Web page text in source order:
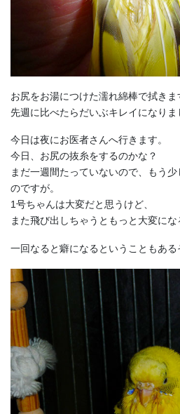
お尻をお湯につけた濡れ綿棒で拭きま
先週に比べたらだいぶキレイになりま
今日は夜にお医者さんへ行きます。
今日、お尻の抜糸をするのかな？
まだ一週間たっていないので、もう
のですが。
1号ちゃんは大変だと思うけど、
また飛び出しちゃうともっと大変にな
一回なると癖になるということもある